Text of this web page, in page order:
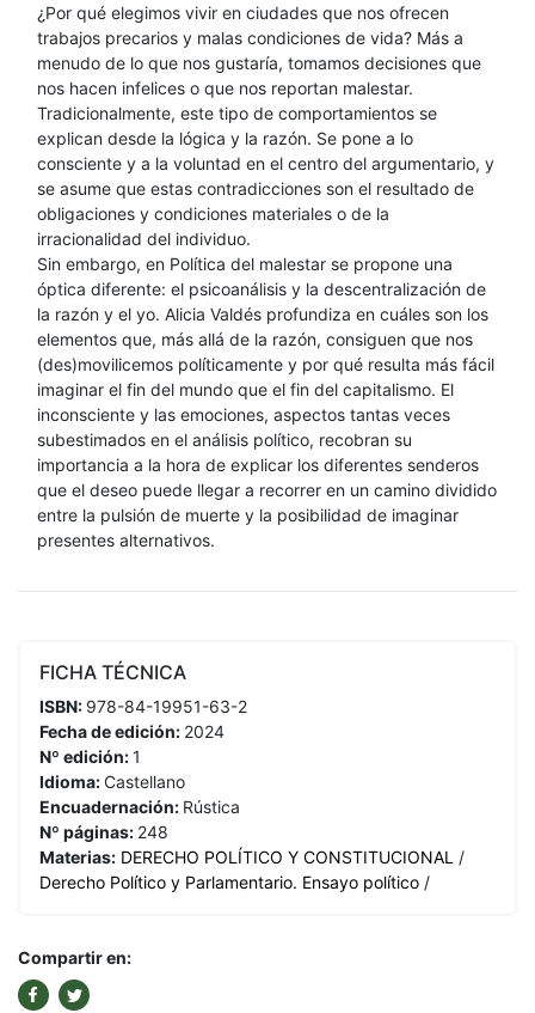
¿Por qué elegimos vivir en ciudades que nos ofrecen
trabajos precarios y malas condiciones de vida? Más a
menudo de lo que nos gustaría, tomamos decisiones que
nos hacen infelices o que nos reportan malestar.
Tradicionalmente, este tipo de comportamientos se
explican desde la lógica y la razón. Se pone a lo
consciente y a la voluntad en el centro del argumentario, y
se asume que estas contradicciones son el resultado de
obligaciones y condiciones materiales o de la
irracionalidad del individuo.
Sin embargo, en Política del malestar se propone una
óptica diferente: el psicoanálisis y la descentralización de
la razón y el yo. Alicia Valdés profundiza en cuáles son los
elementos que, más allá de la razón, consiguen que nos
(des)movilicemos políticamente y por qué resulta más fácil
imaginar el fin del mundo que el fin del capitalismo. El
inconsciente y las emociones, aspectos tantas veces
subestimados en el análisis político, recobran su
importancia a la hora de explicar los diferentes senderos
que el deseo puede llegar a recorrer en un camino dividido
entre la pulsión de muerte y la posibilidad de imaginar
presentes alternativos.
FICHA TÉCNICA
ISBN: 978-84-19951-63-2
Fecha de edición: 2024
Nº edición:1
Idioma:Castellano
Encuadernación: Rústica
Nº páginas: 248
Materias: DERECHO POLÍTICO Y CONSTITUCIONAL /
Derecho Político y Parlamentario. Ensayo político /
Compartir en: